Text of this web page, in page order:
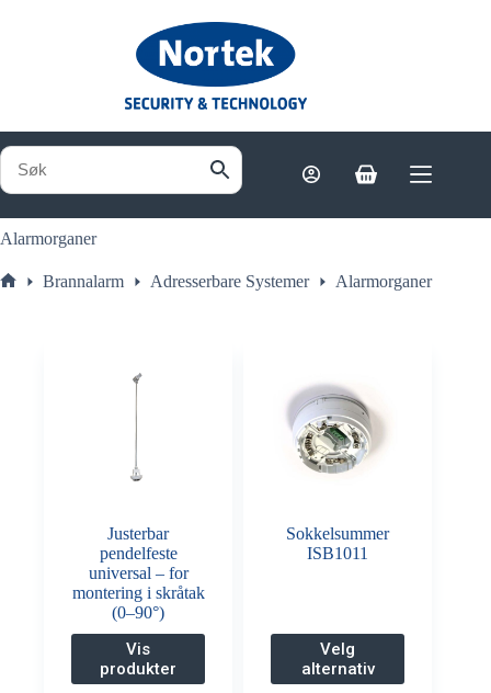
Handlekurv
Alarmorganer
Brannalarm Adresserbare Systemer Alarmorganer
Justerbar
pendelfeste
universal – for
montering i skråtak
(0–90°)
Vis
produkter
Sokkelsummer
ISB1011
Velg
alternativ
Dette
produktet
har